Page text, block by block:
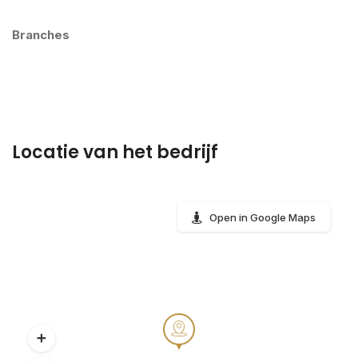
Branches
Locatie van het bedrijf
Open in Google Maps